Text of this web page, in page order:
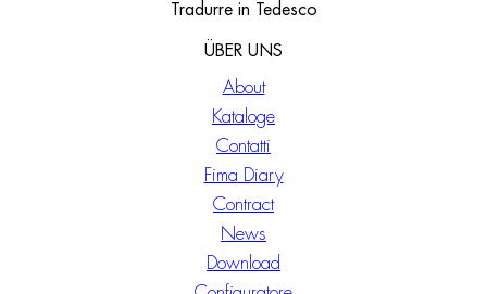
Tradurre in Tedesco
ÜBER UNS
About
Kataloge
Contatti
Fima Diary
Contract
News
Download